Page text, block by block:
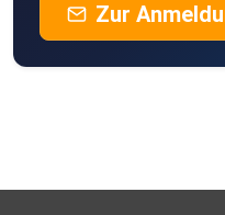
Zur